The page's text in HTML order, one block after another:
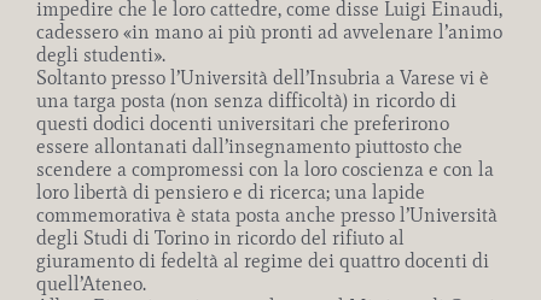
impedire che le loro cattedre, come disse Luigi Einaudi,
cadessero «in mano ai più pronti ad avvelenare l’animo
degli studenti».
Soltanto presso l’Università dell’Insubria a Varese vi è
una targa posta (non senza difficoltà) in ricordo di
questi dodici docenti universitari che preferirono
essere allontanati dall’insegnamento piuttosto che
scendere a compromessi con la loro coscienza e con la
loro libertà di pensiero e di ricerca; una lapide
commemorativa è stata posta anche presso l’Università
degli Studi di Torino in ricordo del rifiuto al
giuramento di fedeltà al regime dei quattro docenti di
quell’Ateneo.